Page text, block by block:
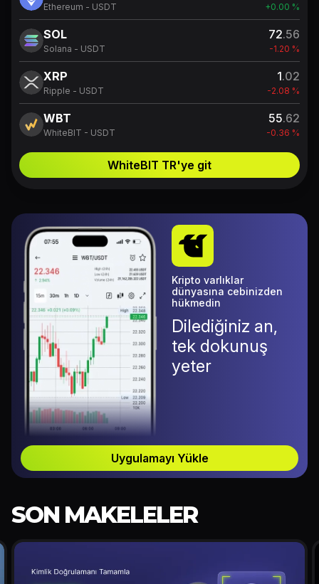
Ethereum - USDT +0.00 %
SOL
Solana - USDT
72.56
-1.20 %
XRP
Ripple - USDT
1.02
-2.08 %
WBT
WhiteBIT - USDT
55.62
-0.36 %
WhiteBIT TR'ye git
Kripto varlıklar
dünyasına cebinizden
hükmedin
Dilediğiniz an,
tek dokunuş
yeter
Uygulamayı Yükle
SON MAKELELER